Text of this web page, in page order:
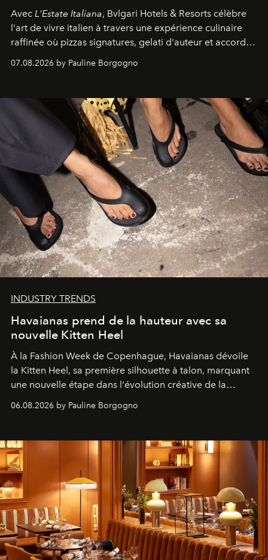
Avec L'Estate Italiana, Bvlgari Hotels & Resorts célèbre
l'art de vivre italien à travers une expérience culinaire
raffinée où pizzas signatures, gelati d'auteur et accords
07.08.2026 by Pauline Borgogno
INDUSTRY TRENDS
Havaianas prend de la hauteur avec sa
nouvelle Kitten Heel
À la Fashion Week de Copenhague, Havaianas dévoile
la Kitten Heel, sa première silhouette à talon, marquant
une nouvelle étape dans l'évolution créative de la
06.08.2026 by Pauline Borgogno